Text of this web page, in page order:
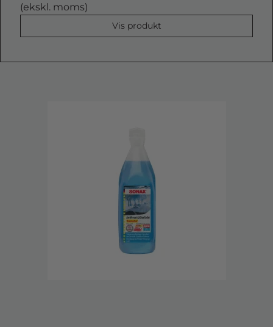
(ekskl. moms)
Vis produkt